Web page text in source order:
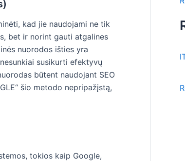
kad jie naudojami ne tik
bet ir norint gauti atgalines
nuorodos išties yra
susikurti efektyvų
būtent naudojant SEO
šio metodo nepripažįstą,
tokios kaip Google,